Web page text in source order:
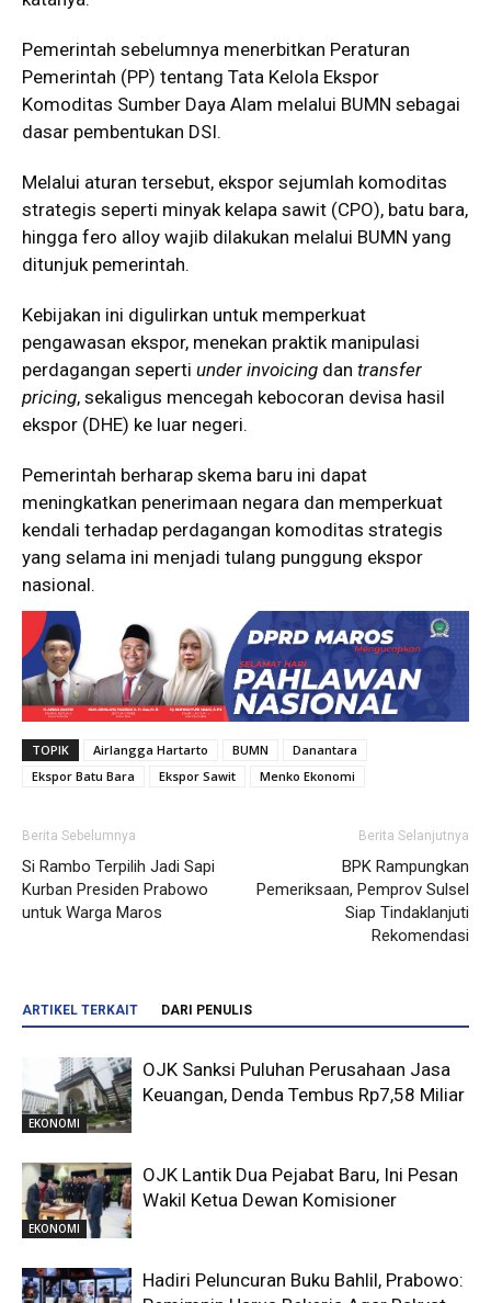
Pemerintah sebelumnya menerbitkan Peraturan
Pemerintah (PP) tentang Tata Kelola Ekspor
Komoditas Sumber Daya Alam melalui BUMN sebagai
dasar pembentukan DSI.
Melalui aturan tersebut, ekspor sejumlah komoditas
strategis seperti minyak kelapa sawit (CPO), batu bara,
hingga fero alloy wajib dilakukan melalui BUMN yang
ditunjuk pemerintah.
Kebijakan ini digulirkan untuk memperkuat
pengawasan ekspor, menekan praktik manipulasi
perdagangan seperti under invoicing dan transfer
pricing, sekaligus mencegah kebocoran devisa hasil
ekspor (DHE) ke luar negeri.
Pemerintah berharap skema baru ini dapat
meningkatkan penerimaan negara dan memperkuat
kendali terhadap perdagangan komoditas strategis
yang selama ini menjadi tulang punggung ekspor
nasional.
TOPIK Airlangga Hartarto BUMN
Danantara
Ekspor Batu Bara
Ekspor Sawit Menko Ekonomi
Berita Sebelumnya
Si Rambo Terpilih Jadi Sapi
Kurban Presiden Prabowo
untuk Warga Maros
Berita Selanjutnya
BPK Rampungkan
Pemeriksaan, Pemprov Sulsel
Siap Tindaklanjuti
Rekomendasi
ARTIKEL TERKAIT DARI PENULIS
EKONOMI
OJK Sanksi Puluhan Perusahaan Jasa
Keuangan, Denda Tembus Rp7,58 Miliar
EKONOMI
OJK Lantik Dua Pejabat Baru, Ini Pesan
Wakil Ketua Dewan Komisioner
Hadiri Peluncuran Buku Bahlil, Prabowo: